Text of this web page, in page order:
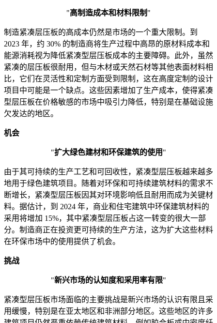
"高制造成本和材料限制 "
制造紧凑层压板的高成本仍然是市场的一个重大限制。到
2023 年，约 30% 的制造商将生产过程中高昂的原材料成本和
能源消耗视为降低紧凑型层压板成本的主要障碍。此外，虽然
紧凑的层压板很耐用，但与木材或天然石材等其他表面材料相
比，它们在灵活性和定制方面受到限制，这在高度定制的设计
项目中可能是一个缺点。这些因素增加了生产成本，使得紧凑
型层压板在价格敏感的市场中吸引力降低，特别是在基础设施
欠发达的地区。
机会
"扩大绿色建材和环保建筑的使用 "
由于其可持续的生产工艺和可回收性，紧凑型层压板越来越多
地用于绿色建筑项目。随着对环保和可持续建筑材料的需求不
断增长，紧凑型层压板因其对环境影响低且耐用而成为关键材
料。据估计，到 2024 年，商业和住宅建筑中环保建筑材料的
采用将增加 15%，其中紧凑型层压板占这一转变的很大一部
分。制造商正在投资更可持续的生产方法，这为扩大这些材料
在环保市场中的使用提供了机会。
挑战
"新兴市场的认知度和采用率有限"
紧凑型层压板市场面临的主要挑战是新兴市场的认识有限且采
用缓慢，特别是在亚太地区和非洲部分地区。这些地区的许多